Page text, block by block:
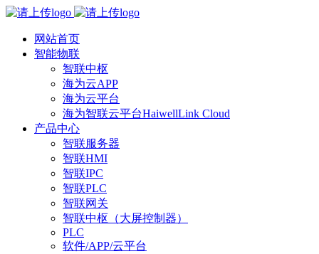
网站首页
智能物联
智联中枢
海为云APP
海为云平台
海为智联云平台HaiwellLink Cloud
产品中心
智联服务器
智联HMI
智联IPC
智联PLC
智联网关
智联中枢（大屏控制器）
PLC
软件/APP/云平台